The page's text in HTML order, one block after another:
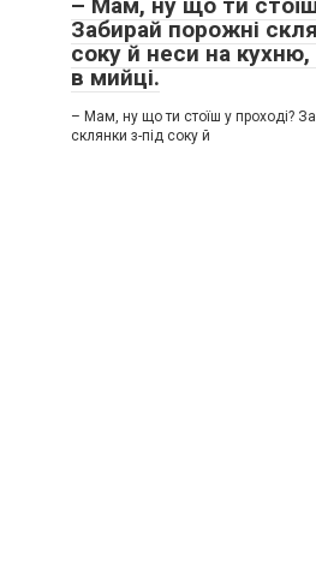
Забирай порожні
соку й неси на
в мийці.
– Мам, ну що ти стоїш у проході?
склянки з-під соку й